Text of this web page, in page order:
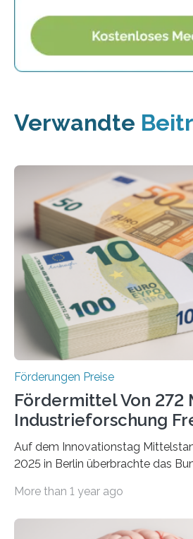
Verwandte
Förderungen Preise
Fördermittel Von 272
Industrieforschung
Auf dem Innovationstag
2025 in Berlin überbrachte das
Überplanmäßige
Woche vom Haushaltsausschuss
More than 1 year ago